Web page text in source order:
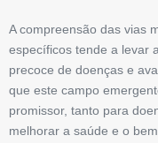
A compreensão das vias
específicos ten­de a levar
precoce de doenças e
que este campo
promissor, tanto para
melhorar a saúde e o